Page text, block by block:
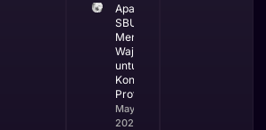
Apa itu
SBUJK dan
Mengapa
Wajib
untuk
Kontraktor
Profesional
May 19,
2026